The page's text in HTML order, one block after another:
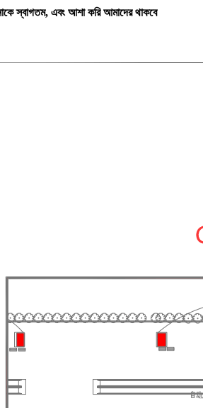
স্বাগতম, এবং আশা করি আমাদের থাকবে